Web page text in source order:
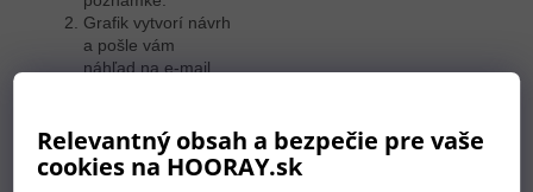
Relevantný obsah a bezpečie pre vaše
cookies na HOORAY.sk
Grafik vytvorí návrh
a pošle vám
náhľad na e-mail.
sa pustíme do
práce.
Hotový výrobok k